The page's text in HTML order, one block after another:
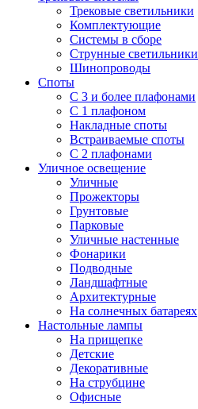
Трековые светильники
Комплектующие
Системы в сборе
Струнные светильники
Шинопроводы
Споты
С 3 и более плафонами
С 1 плафоном
Накладные споты
Встраиваемые споты
С 2 плафонами
Уличное освещение
Уличные
Прожекторы
Грунтовые
Парковые
Уличные настенные
Фонарики
Подводные
Ландшафтные
Архитектурные
На солнечных батареях
Настольные лампы
На прищепке
Детские
Декоративные
На струбцине
Офисные